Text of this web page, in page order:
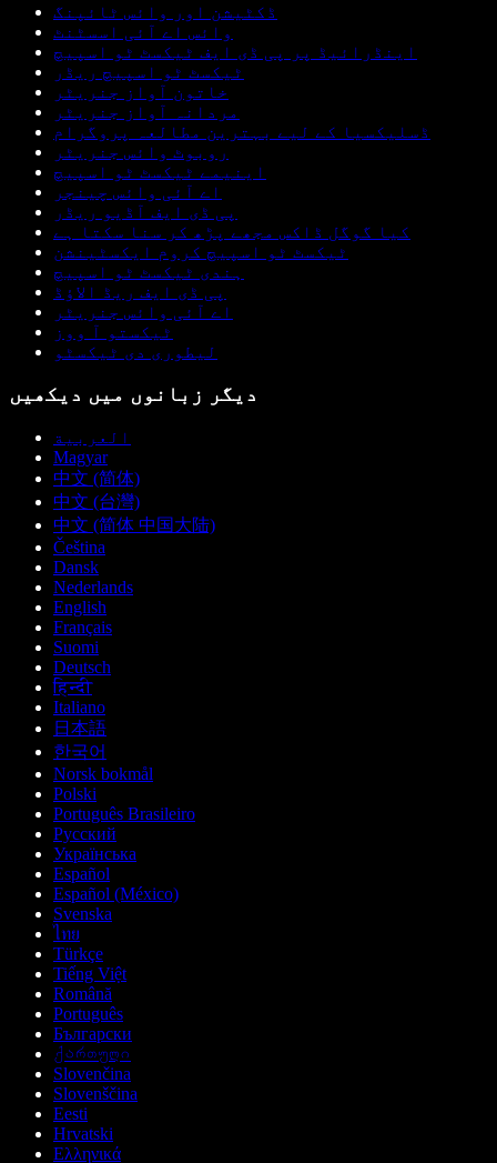
ڈکٹیشن اور وائس ٹائپنگ
وائس اے آئی اسسٹنٹ
اینڈرائیڈ پر پی ڈی ایف ٹیکسٹ ٹو اسپیچ
ٹیکسٹ ٹو اسپیچ ریڈر
خاتون آواز جنریٹر
مردانہ آواز جنریٹر
ڈسلیکسیا کے لیے بہترین مطالعہ پروگرام
روبوٹ وائس جنریٹر
اینیمے ٹیکسٹ ٹو اسپیچ
اے آئی وائس چینجر
پی ڈی ایف آڈیو ریڈر
کیا گوگل ڈاکس مجھے پڑھ کر سنا سکتا ہے
ٹیکسٹ ٹو اسپیچ کروم ایکسٹینشن
ہندی ٹیکسٹ ٹو اسپیچ
پی ڈی ایف ریڈ الاؤڈ
اے آئی وائس جنریٹر
ٹیکستو آ ووز
لیطوری دی ٹیکسٹو
دیگر زبانوں میں دیکھیں
العربية
Magyar
中文 (简体)
中文 (台灣)
中文 (简体 中国大陆)
Čeština
Dansk
Nederlands
English
Français
Suomi
Deutsch
हिन्दी
Italiano
日本語
한국어
Norsk bokmål
Polski
Português Brasileiro
Русский
Українська
Español
Español (México)
Svenska
ไทย
Türkçe
Tiếng Việt
Română
Português
Български
ქართული
Slovenčina
Slovenščina
Eesti
Hrvatski
Ελληνικά